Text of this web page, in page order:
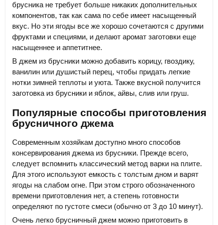
брусника не требует больше никаких дополнительных
компонентов, так как сама по себе имеет насыщенный
вкус. Но эти ягоды все же хорошо сочетаются с другими
фруктами и специями, и делают аромат заготовки еще
насыщеннее и аппетитнее.
В джем из брусники можно добавить корицу, гвоздику,
ванилин или душистый перец, чтобы придать легкие
нотки зимней теплоты и уюта. Также вкусной получится
заготовка из брусники и яблок, айвы, слив или груш.
Популярные способы приготовления
брусничного джема
Современным хозяйкам доступно много способов
консервирования джема из брусники. Прежде всего,
следует вспомнить классический метод варки на плите.
Для этого используют емкость с толстым дном и варят
ягоды на слабом огне. При этом строго обозначенного
времени приготовления нет, а степень готовности
определяют по густоте смеси (обычно от 3 до 10 минут).
Очень легко брусничный джем можно приготовить в